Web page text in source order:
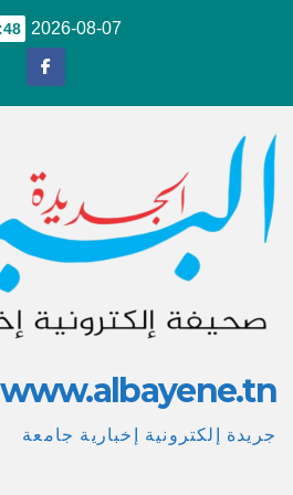
2026-08-07
13:48
إلكترونية إخبارية جامعة